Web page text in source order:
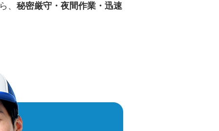
、 秘密厳守・夜間作業・迅速